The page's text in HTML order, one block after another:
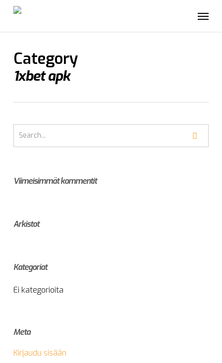
Skip
Menu
Category
1xbet apk
Viimeisimmät kommentit
Arkistot
Kategoriat
Ei kategorioita
Meta
Kirjaudu sisään